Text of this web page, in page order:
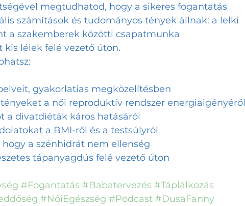
megtudhatod, hogy a sikeres fogantatás
számítások és tudományos tények állnak: a lelki
a szakemberek közötti csapatmunka
lélek felé vezető úton.
gyakorlatias megközelítésben
tényeket a női reproduktív rendszer energiaigényéről
a divatdiéták káros hatásáról
a BMI-ről és a testsúlyról
hogy a szénhidrát nem ellenség
tápanyagdús felé vezető úton
#Fogantatás #Babatervezés #Táplálkozás
#NőiEgészség #Podcast #DusaFanny